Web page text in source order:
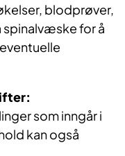
blodprøver,
for å
som inngår i
kan også